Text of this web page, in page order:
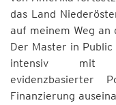
das Land
auf meinem Weg
Der Master in
intensiv mit
evidenzbasierter
Finanzierung